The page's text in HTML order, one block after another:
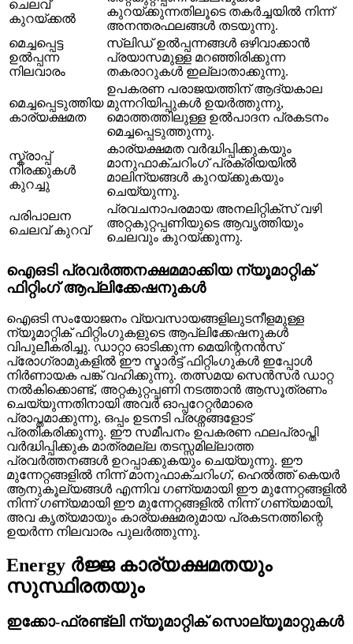
ചെലവ്
കുറയ്ക്കൽ
കുറയ്ക്കുന്നതിലൂടെ തകർച്ചയിൽ നിന്ന്
അനന്തരഫലങ്ങൾ തടയുന്നു.
മെച്ചപ്പെട്ട
ഉൽപ്പന്ന
നിലവാരം
സ്ലിഡ് ഉൽപ്പന്നങ്ങൾ ഒഴിവാക്കാൻ
പ്രയാസമുള്ള മറഞ്ഞിരിക്കുന്ന
തകരാറുകൾ ഇല്ലാതാക്കുന്നു.
മെച്ചപ്പെടുത്തിയ
കാര്യക്ഷമത
ഉപകരണ പരാജയത്തിന് ആദ്യകാല
മുന്നറിയിപ്പുകൾ ഉയർത്തുന്നു,
മൊത്തത്തിലുള്ള ഉൽപാദന പ്രകടനം
മെച്ചപ്പെടുത്തുന്നു.
സ്ക്രാപ്പ്
നിരക്കുകൾ
കുറച്ചു
കാര്യക്ഷമത വർദ്ധിപ്പിക്കുകയും
മാനുഫാക്ചറിംഗ് പ്രക്രിയയിൽ
മാലിന്യങ്ങൾ കുറയ്ക്കുകയും
ചെയ്യുന്നു.
പരിപാലന
ചെലവ് കുറവ്
പ്രവചനാപരമായ അനലിറ്റിക്സ് വഴി
അറ്റകുറ്റപ്പണിയുടെ ആവൃത്തിയും
ചെലവും കുറയ്ക്കുന്നു.
ഐഒടി പ്രവർത്തനക്ഷമമാക്കിയ ന്യൂമാറ്റിക്
ഫിറ്റിംഗ് ആപ്ലിക്കേഷനുകൾ
ഐഒടി സംയോജനം വ്യവസായങ്ങളിലുടനീളമുള്ള
ന്യൂമാറ്റിക് ഫിറ്റിംഗുകളുടെ ആപ്ലിക്കേഷനുകൾ
വിപുലീകരിച്ചു. ഡാറ്റാ ഓടിക്കുന്ന മെയിന്റനൻസ്
പ്രോഗ്രാമുകളിൽ ഈ സ്മാർട്ട് ഫിറ്റിംഗുകൾ ഇപ്പോൾ
നിർണായക പങ്ക് വഹിക്കുന്നു. തത്സമയ സെൻസർ ഡാറ്റ
നൽകിക്കൊണ്ട്, അറ്റകുറ്റപ്പണി നടത്താൻ ആസൂത്രണം
ചെയ്യുന്നതിനായി അവർ ഓപ്പറേറ്റർമാരെ
പ്രാപ്തമാക്കുന്നു, ഒപ്പം ഉടനടി പ്രശ്നങ്ങളോട്
പ്രതികരിക്കുന്നു. ഈ സമീപനം ഉപകരണ ഫലപ്രാപ്തി
വർദ്ധിപ്പിക്കുക മാത്രമല്ല തടസ്സമില്ലാത്ത
പ്രവർത്തനങ്ങൾ ഉറപ്പാക്കുകയും ചെയ്യുന്നു. ഈ
മുന്നേറ്റങ്ങളിൽ നിന്ന് മാനുഫാക്ചറിംഗ്, ഹെൽത്ത് കെയർ
ആനുകൂല്യങ്ങൾ എന്നിവ ഗണ്യമായി ഈ മുന്നേറ്റങ്ങളിൽ
നിന്ന് ഗണ്യമായി ഈ മുന്നേറ്റങ്ങളിൽ നിന്ന് ഗണ്യമായി,
അവ കൃത്യമായും കാര്യക്ഷമരുമായ പ്രകടനത്തിന്റെ
ഉയർന്ന നിലവാരം പുലർത്തുന്നു.
Energy ർജ്ജ കാര്യക്ഷമതയും
സുസ്ഥിരതയും
ഇക്കോ-ഫ്രണ്ട്ലി ന്യൂമാറ്റിക് സൊല്യൂമാറ്റുകൾ